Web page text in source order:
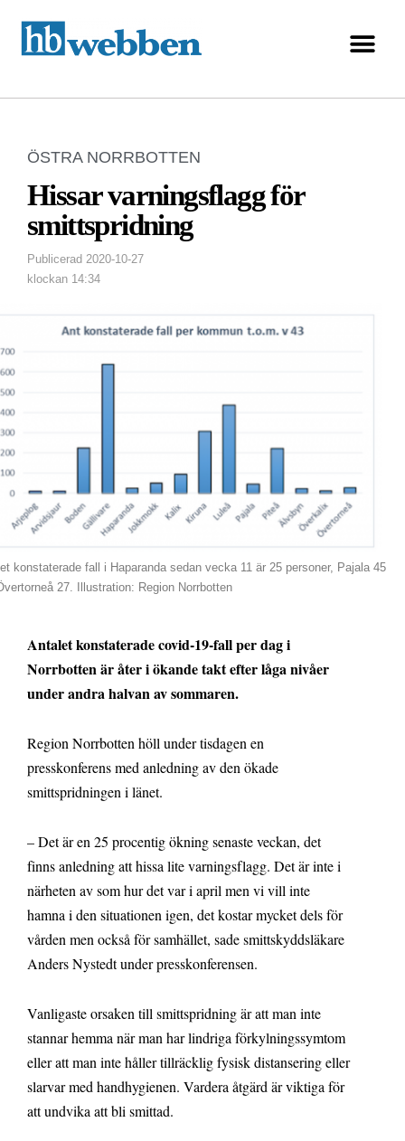
ÖSTRA NORRBOTTEN
Hissar varningsflagg för
smittspridning
Publicerad 2020-10-27
klockan 14:34
konstaterade fall i Haparanda sedan vecka 11 är 25 personer, Pajala 45
27. Illustration: Region Norrbotten
Antalet konstaterade covid-19-fall per dag i
Norrbotten är åter i ökande takt efter låga nivåer
under andra halvan av sommaren.
Region Norrbotten höll under tisdagen en
presskonferens med anledning av den ökade
smittspridningen i länet.
– Det är en 25 procentig ökning senaste veckan, det
finns anledning att hissa lite varningsflagg. Det är inte i
närheten av som hur det var i april men vi vill inte
hamna i den situationen igen, det kostar mycket dels för
vården men också för samhället, sade smittskyddsläkare
Anders Nystedt under presskonferensen.
Vanligaste orsaken till smittspridning är att man inte
stannar hemma när man har lindriga förkylningssymtom
eller att man inte håller tillräcklig fysisk distansering eller
slarvar med handhygienen. Vardera åtgärd är viktiga för
att undvika att bli smittad.